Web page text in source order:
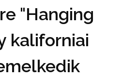
"Hanging
kaliforniai